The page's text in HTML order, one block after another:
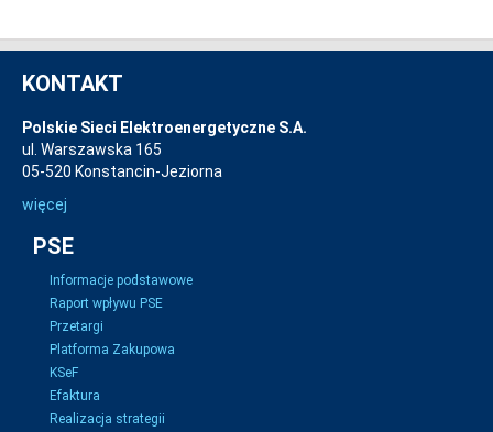
KONTAKT
Polskie Sieci Elektroenergetyczne S.A.
ul. Warszawska 165
05-520 Konstancin-Jeziorna
więcej
PSE
Informacje podstawowe
Raport wpływu PSE
Przetargi
Platforma Zakupowa
KSeF
Efaktura
Realizacja strategii